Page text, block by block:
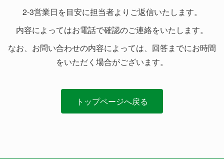
2-3営業日を目安に担当者よりご返信いたします。
内容によってはお電話で確認のご連絡をいたします。
なお、お問い合わせの内容によっては、回答までにお時間
をいただく場合がございます。
トップページへ戻る